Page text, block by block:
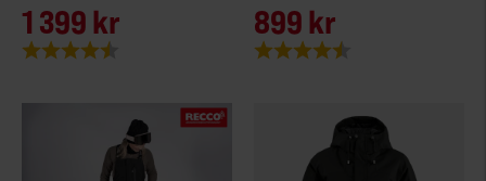
1 399 kr
Betyg:
899 kr
Betyg: